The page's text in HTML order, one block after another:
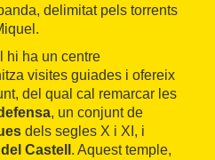
delimitat pels torrents
hi ha un centre
visites guiades i ofereix
del qual cal remarcar les
, un conjunt de
dels segles X i XI, i
Castell . Aquest temple,